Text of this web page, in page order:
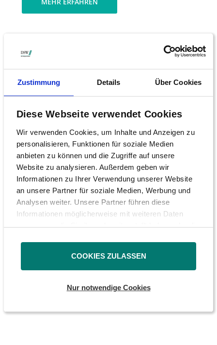
Zustimmung Details Über Cookies
Diese Webseite verwendet Cookies
Wir verwenden Cookies, um Inhalte und Anzeigen zu
personalisieren, Funktionen für soziale Medien
anbieten zu können und die Zugriffe auf unsere
Website zu analysieren. Außerdem geben wir
Informationen zu Ihrer Verwendung unserer Website
an unsere Partner für soziale Medien, Werbung und
Analysen weiter. Unsere Partner führen diese
Informationen möglicherweise mit weiteren Daten
zusammen, die Sie ihnen bereitgestellt haben oder die
COOKIES ZULASSEN
Nur notwendige Cookies
Quellensteuer
Die DSW hilft Ihnen bei der Rückforderung
MEHR ERFAHREN
Investmentclubs
Die DSW ist seit 1963 der Dachverband
der deutschen Investmentclubs.
MEHR ERFAHREN